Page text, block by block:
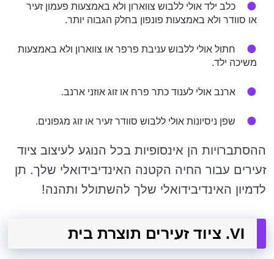
כלב ילד אולי ללבוש צווארון ולא באמצעות פעמון זעיר
או סוודר ולא באמצעות פונפון בחלק הגבוה יותר.
חתול אולי ללבוש עניבת פרפר או צווארון ולא באמצעות
משיכה ילד.
ארנב אולי לענוד כתר פרח או זוג אוזני ארנב.
שפן ניסיונות אולי ללבוש סוודר זעיר או זוג מגפונים.
ההסתברויות הן אינסופיות בכל הנוגע לעיצוב ציוד
זעירים עבור החיה הקטנה האינדיבידואלי שלך. תן
לדמיון האינדיבידואלי שלך להשתולל ותהנה!
VI. ציוד זעירים תוצרת בית